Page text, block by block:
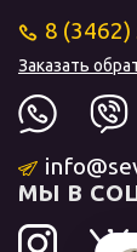
8
Заказать
МЫ В